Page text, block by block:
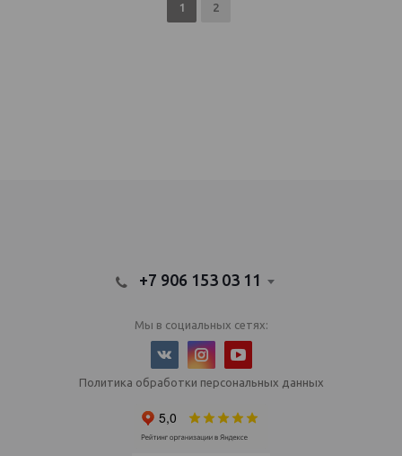
1 2
+7 906 153 03 11
Мы в социальных сетях:
Политика обработки персональных данных